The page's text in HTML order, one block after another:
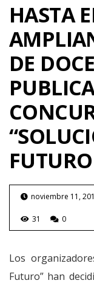
HASTA
DE
FUTURO
noviembre 11,
31 0
Los
Futuro” han